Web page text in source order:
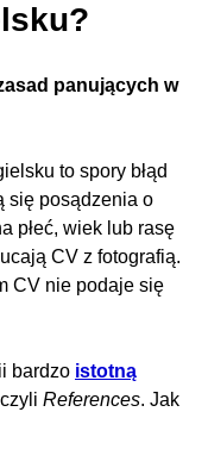
panujących w
to spory błąd
się posądzenia o
płeć, wiek lub rasę
CV z fotografią.
CV nie podaje się
bardzo istotną
References. Jak